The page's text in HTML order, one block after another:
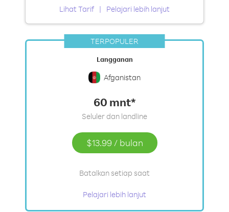
Lihat Tarif Pelajari lebih lanjut
TERPOPULER
Langganan
Afganistan
60 mnt*
Seluler dan landline
$13.99 / bulan
Batalkan setiap saat
Pelajari lebih lanjut